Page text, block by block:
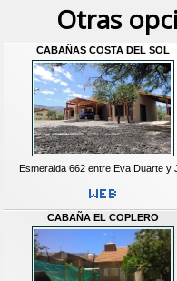
Otras
CABAÑAS COSTA DEL SOL
Esmeralda 662 entre Eva Duarte y
CABAÑA EL COPLERO